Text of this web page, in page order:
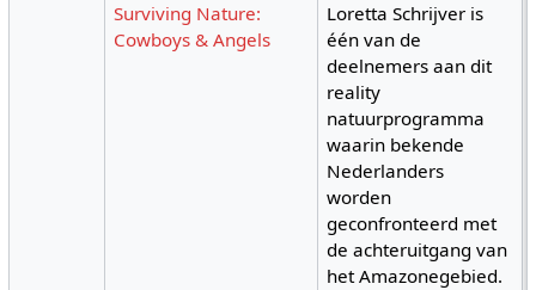
Surviving Nature:
Cowboys & Angels
Loretta Schrijver is
één van de
deelnemers aan dit
reality
natuurprogramma
waarin bekende
Nederlanders
worden
geconfronteerd met
de achteruitgang van
het Amazonegebied.